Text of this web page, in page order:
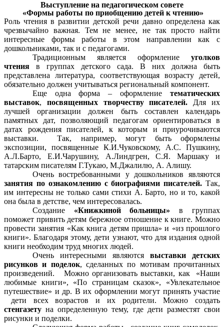
Выступление на педагогическом совете
«Формы работы по приобщению детей к чтению»
Роль чтения в развитии детской речи давно определена как
чрезвычайно важная. Тем не менее, не так просто найти
интересные формы работы в этом направлении как с
дошкольниками, так и с педагогами.
Традиционным является оформление уголков
чтения в группах детского сада. В них должна быть
представлена литература, соответствующая возрасту детей,
обязательно должен учитываться региональный компонент.
Еще одна форма – оформление тематических
выставок, посвященных творчеству писателей. Для их
лучшей организации должен быть составлен календарь
памятных дат, позволяющий педагогам ориентироваться в
датах рождения писателей, к которым и приурочиваются
выставки. Так, например, могут быть оформлены
экспозиции, посвященные К.И.Чуковскому, А.С. Пушкину,
А.Л.Барто, Е.И.Чарушину, А.Линдгрен, С.Я. Маршаку и
татарским писателям Г.Тукаю, М.Джалилю, А. Алишу.
Очень востребованными у дошкольников являются
занятия по ознакомлению с биографиями писателей. Так,
им интересны не только сами стихи А. Барто, но и то, какой
она была в детстве, чем интересовалась.
Создание «Книжкиной больницы» в группах
поможет привить детям бережное отношение к книге. Можно
провести занятия «Как книга детям пришла» и «из прошлого
книги». Благодаря этому, дети узнают, что для издания одной
книги необходим труд многих людей.
Очень интересными являются выставки детских
рисунков и поделок, сделанных по мотивам прочитанных
произведений. Можно организовать выставки, как «Наши
любимые книги», «По страницам сказок», «Увлекательное
путешествие» и др. В их оформлении могут принять участие
дети всех возрастов и их родители. Можно создать
стенгазету на определенную тему, где дети разместят свои
рисунки и поделки.